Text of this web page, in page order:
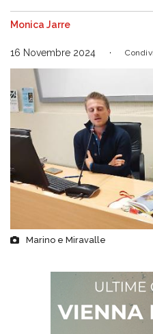
Monica Jarre
16 Novembre 2024
Marino e Miravalle